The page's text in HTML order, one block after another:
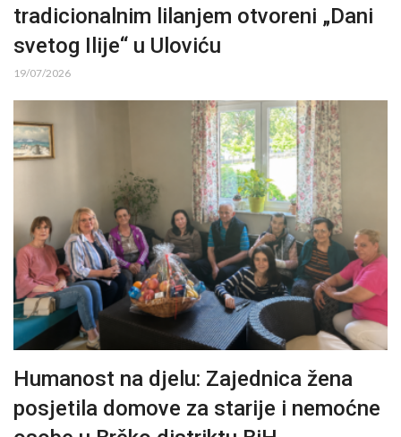
tradicionalnim lilanjem otvoreni „Dani
svetog Ilije“ u Uloviću
19/07/2026
Humanost na djelu: Zajednica žena
posjetila domove za starije i nemoćne